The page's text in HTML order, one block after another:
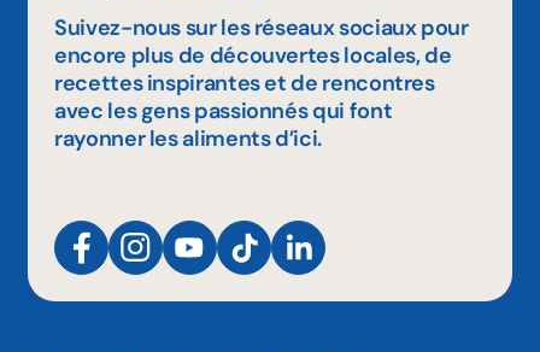
Suivez-nous sur les réseaux sociaux pour
encore plus de découvertes locales, de
recettes inspirantes et de rencontres
avec les gens passionnés qui font
rayonner les aliments d’ici.